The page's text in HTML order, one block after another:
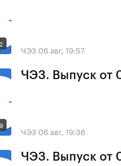
ЧЭЗ 06 авг, 19:57
ЧЭЗ. Выпуск от
ЧЭЗ 06 авг, 19:36
ЧЭЗ. Выпуск от